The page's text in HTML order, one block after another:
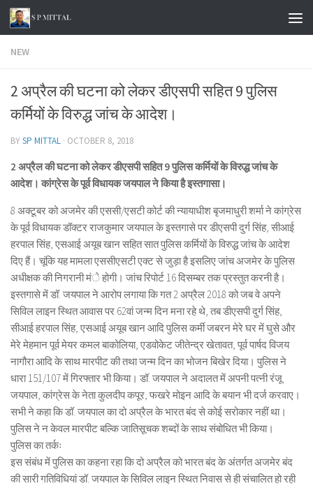
Skip to content
NEW
2 अप्रैल की घटना को लेकर डीएसपी सहित 9 पुलिस
कर्मियों के विरुद्ध जांच के आदेश।
BYSP MITTAL · OCTOBER 8, 2018
2 अप्रैल की घटना को लेकर डीएसपी सहित 9 पुलिस कर्मियों के विरुद्ध जांच के
आदेश। कांग्रेस के पूर्व विधायक जयपाल ने किया है इस्तगासा।
8 अक्टूबर को अजमेर की एससी/एसटी कोर्ट की न्यायाधीश बृजमाधुरी शर्मा ने कांग्रेस
के पूर्व विधायक डॉक्टर राजकुमार जयपाल के इस्तगासे पर डीएसपी दुर्ग सिंह, सीआई
हरपाल सिंह, एसआई अयूब खान सहित सात पुलिस कर्मियों के विरुद्ध जांच के आदेश
दिए हैं। चूंकि यह मामला एससीएसटी एक्ट से जुड़ा है इसलिए जांच अजमेर के पुलिस
अधीक्षक की निगरानी मंे होगी। जांच रिपोर्ट 16 दिसम्बर तक प्रस्तुत करनी है।
इस्तगासे में डॉ. जयपाल ने आरोप लगाया कि गत 2 अप्रैल 2018 को जब वे अपने
सिविल लाइन स्थित आवास पर 62वां जन्म दिन मना रहे थे, तब डीएसपी दुर्ग सिंह,
सीआई हरपाल सिंह, एसआई अयूब खान आदि पुलिस कर्मी जबरन मेरे घर में घुसे और
मेरे मेहमान पूर्व मेयर कमल बाकोलिया, एडवोकेट जीतेन्द्र खेतावत, पूर्व पार्षद विजय
नागौरा आदि के साथ मारपीट की तथा जन्म दिन का भोजन बिखेर दिया। पुलिस ने
धारा 151/107 में गिरफ्तार भी किया। डॉ. जयपाल ने अदालत में अपनी पत्नी रंजू
जयपाल, कांग्रेस के नेता कुलदीप कपूर, फखरे मोइन आदि के बयान भी दर्ज करवाए।
सभी ने कहा कि डॉ. जयपाल का दो अप्रैल के भारत बंद से कोई सरोकार नहीं था।
पुलिस ने न केवल मारपीट बल्कि जातिसूचक शब्दों के साथ संबोधित भी किया।
पुलिस का तर्कः
इस संबंध में पुलिस का कहना रहा कि दो अप्रैल को भारत बंद के अंतर्गत अजमेर बंद
की सारी गतिविधियां डॉ. जयपाल के सिविल लाइन स्थित निवास से ही संचालित हो रही